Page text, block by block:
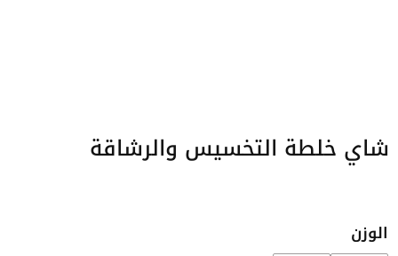
شاي خلطة التخسيس والرشاقة
الوزن